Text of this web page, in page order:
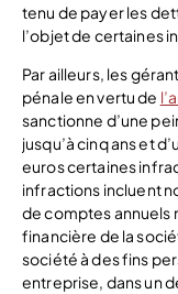
tenu de payer les
l’objet de certaines
Par ailleurs, les
pénale en vertu de
sanctionne d’une
jusqu’à cinq ans et
euros certaines
infractions incluent
de comptes annuels
financière de la
société à des fins
entreprise, dans un